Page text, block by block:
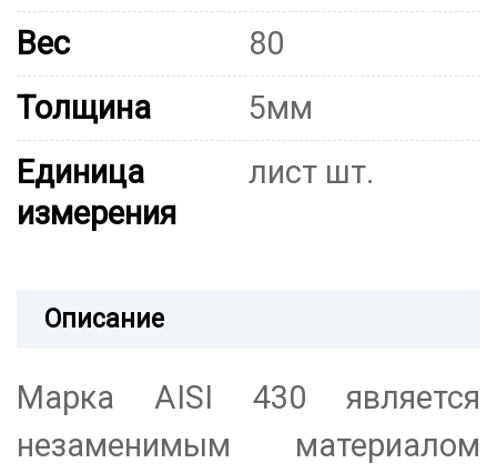
Вес
80
Толщина
5мм
Единица
измерения
лист шт.
Описание
Марка AISI 430 является
незаменимым материалом